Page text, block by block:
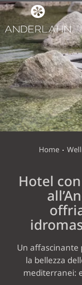
WINE
PISCINE
Home
Hotel
Un affascinante
la bellezza
mediterranei: